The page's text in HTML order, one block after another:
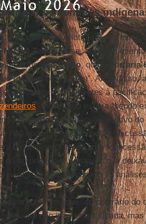
os conflitos
feira, antes da notícia que o
Michel Temerdisse, após um
deSão Paulo, que a portaria
existem nessa área”. Além disso,
em “estudos contundentes à
” e que tudo estava “sendo
Buzatto, secretário executivo do
não houve qualquer tipo de
um indício claro de uma
do agronegócio”, uma vez que
ruralistas questionassem as
argumentou que, ao contrário do
não iria ser pacificada,